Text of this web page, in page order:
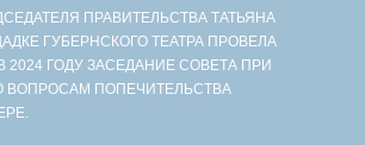
ПРАВИТЕЛЬСТВА ТАТЬЯНА
ГУБЕРНСКОГО ТЕАТРА ПРОВЕЛА
ГОДУ ЗАСЕДАНИЕ СОВЕТА ПРИ
ВОПРОСАМ ПОПЕЧИТЕЛЬСТВА